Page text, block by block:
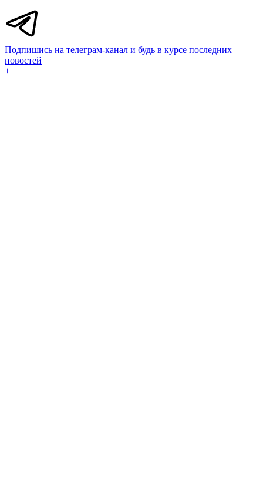
Подпишись на телеграм-канал и будь в курсе последних
новостей
+